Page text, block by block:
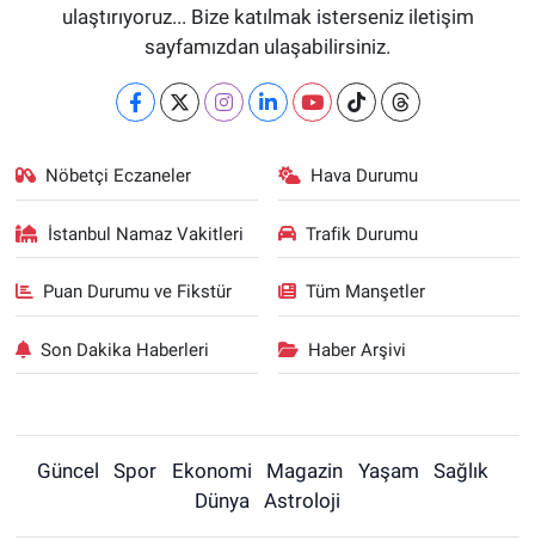
ulaştırıyoruz... Bize katılmak isterseniz iletişim
sayfamızdan ulaşabilirsiniz.
Nöbetçi Eczaneler Hava Durumu
İstanbul Namaz Vakitleri Trafik Durumu
Puan Durumu ve Fikstür Tüm Manşetler
Son Dakika Haberleri Haber Arşivi
Güncel Spor Ekonomi Magazin Yaşam
Sağlık
Dünya
Astroloji